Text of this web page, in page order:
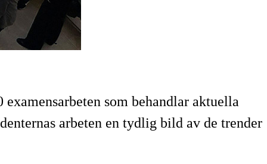
som behandlar aktuella
arbeten en tydlig bild av de trender